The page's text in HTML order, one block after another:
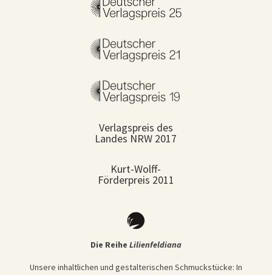
Verlagspreis des
Landes NRW 2017
Kurt-Wolff-
Förderpreis 2011
Die Reihe Lilienfeldiana
Unsere inhaltlichen und gestalterischen Schmuckstücke: In